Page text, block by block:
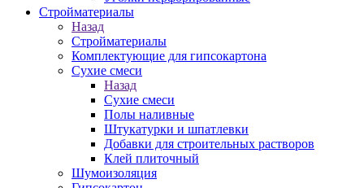
Стройматериалы
Назад
Стройматериалы
Комплектующие для гипсокартона
Сухие смеси
Назад
Сухие смеси
Полы наливные
Штукатурки и шпатлевки
Добавки для строительных растворов
Клей плиточный
Шумоизоляция